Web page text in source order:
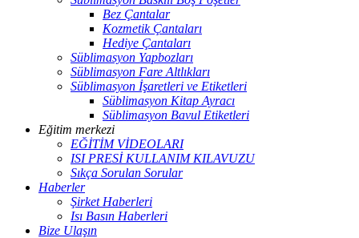
Bez Çantalar
Kozmetik Çantaları
Hediye Çantaları
Süblimasyon Yapbozları
Süblimasyon Fare Altlıkları
Süblimasyon İşaretleri ve Etiketleri
Süblimasyon Kitap Ayracı
Süblimasyon Bavul Etiketleri
Eğitim merkezi
EĞİTİM VİDEOLARI
ISI PRESİ KULLANIM KILAVUZU
Sıkça Sorulan Sorular
Haberler
Şirket Haberleri
Isı Basın Haberleri
Bize Ulaşın